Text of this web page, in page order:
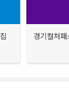
경기컬처